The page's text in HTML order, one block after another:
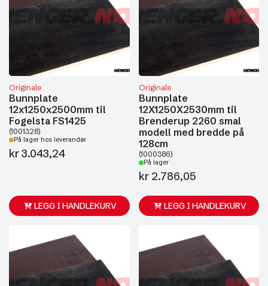
Originale
Bunnplate
12x1250x2500mm til
Fogelsta FS1425
(1001328)
På lager hos leverandør
kr3.043,24
LEGG I HANDLEKURV
Originale
Bunnplate
12X1250X2530mm til
Brenderup 2260 smal
modell med bredde på
128cm
(1000386)
På lager
kr2.786,05
LEGG I HANDLEKURV